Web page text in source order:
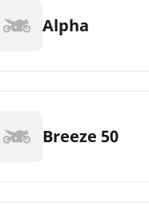
Alpha
Breeze 50